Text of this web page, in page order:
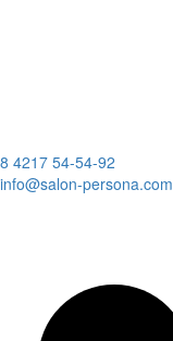
8 4217 54-54-92
info@salon-persona.com